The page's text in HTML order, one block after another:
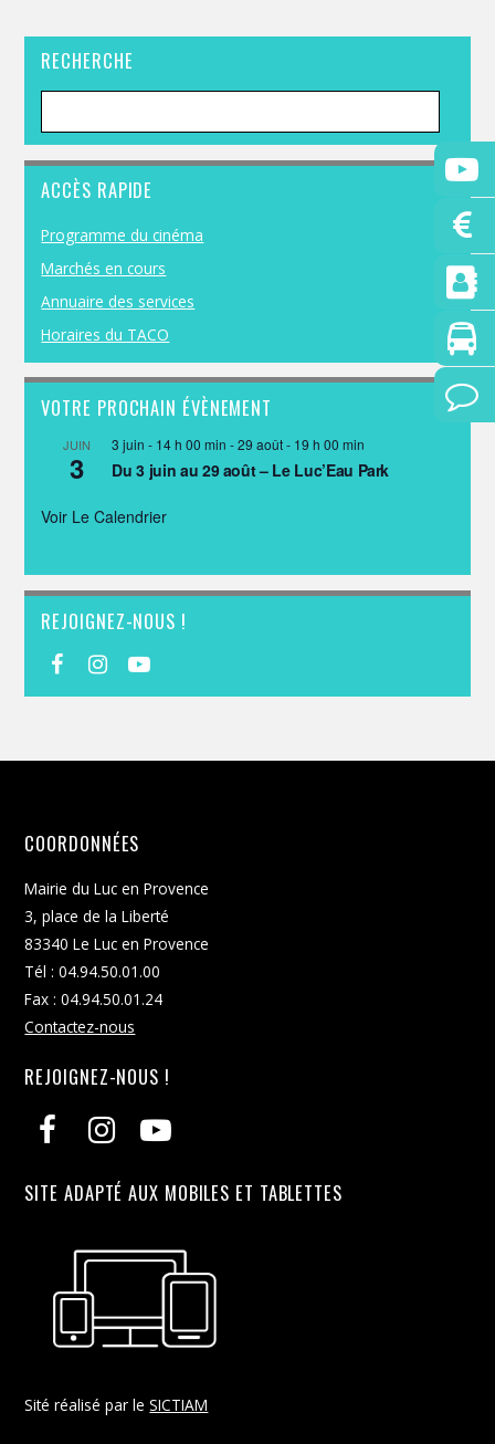
RECHERCHE
ACCÈS RAPIDE
Programme du cinéma
Marchés en cours
Annuaire des services
Horaires du TACO
VOTRE PROCHAIN ÉVÈNEMENT
JUIN
3
3 juin - 14 h 00 min -29 août - 19 h 00 min
Du 3 juin au 29 août – Le Luc’Eau Park
Voir Le Calendrier
REJOIGNEZ-NOUS !
COORDONNÉES
Mairie du Luc en Provence
3, place de la Liberté
83340 Le Luc en Provence
Tél : 04.94.50.01.00
Fax : 04.94.50.01.24
Contactez-nous
REJOIGNEZ-NOUS !
SITE ADAPTÉ AUX MOBILES ET TABLETTES
Sité réalisé par leSICTIAM